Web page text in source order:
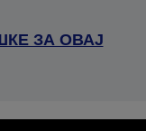
ЗА ОВАЈ